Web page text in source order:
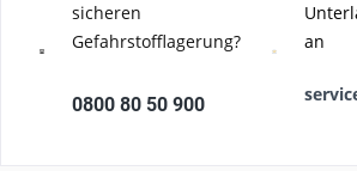
sicheren
Gefahrstofflagerung?
0800 80 50 900
an